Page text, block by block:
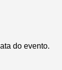
do evento.